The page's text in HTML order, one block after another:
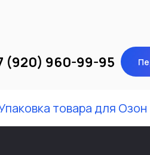
(920) 960-99-95
товара для Озон